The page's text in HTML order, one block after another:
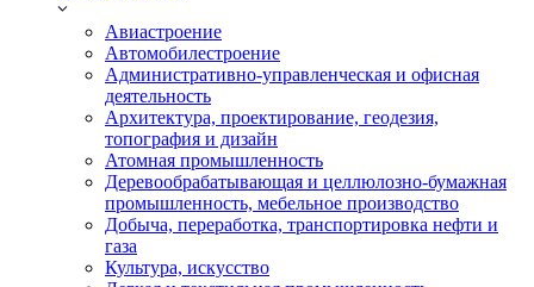
Авиастроение
Автомобилестроение
Административно-управленческая и офисная
деятельность
Архитектура, проектирование, геодезия,
топография и дизайн
Атомная промышленность
Деревообрабатывающая и целлюлозно-бумажная
промышленность, мебельное производство
Добыча, переработка, транспортировка нефти и
газа
Культура, искусство